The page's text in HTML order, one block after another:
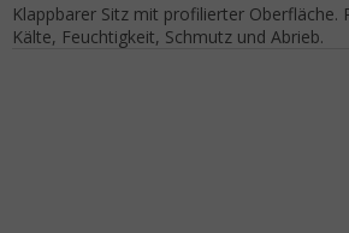
Klappbarer Sitz mit profilierter Oberfläche.
Kälte, Feuchtigkeit, Schmutz und Abrieb.